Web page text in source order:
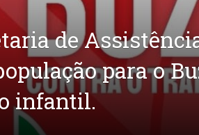
de
para o
infantil.